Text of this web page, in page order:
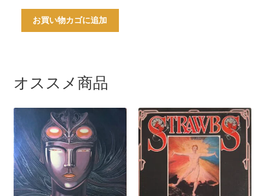
お買い物カゴに追加
オススメ商品